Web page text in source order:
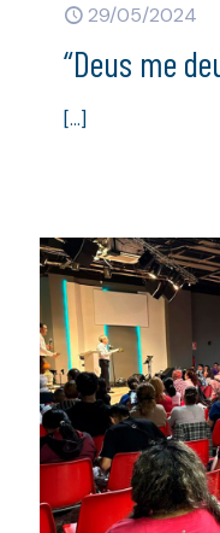
29/05/2024
“Deus me
[…]